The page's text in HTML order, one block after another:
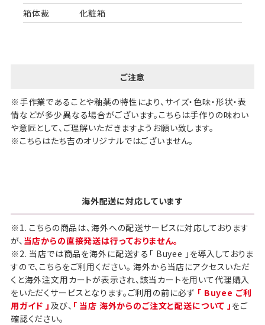
箱体裁
化粧箱
ご注意
※手作業であることや釉薬の特性により、サイズ・色味・形状・表
情などが多少異なる場合がございます。こちらは手作りの味わい
や意匠として、ご理解いただきますようお願い致します。
※こちらはたち吉のオリジナルではございません。
海外配送に対応しています
※1. こちらの商品は、海外への配送サービスに対応しております
が、 当店からの直接発送は行っておりません。
※2. 当店では商品を海外に配送する「 Buyee 」を導入しておりま
すので、こちらをご利用ください。 海外から当店にアクセスいただ
くと海外注文用カートが表示され、該当カートを用いて代理購入
をいただくサービスとなります。ご利用の前に必ず 「 Buyee ご利
用ガイド 」 及び、 「 当店 海外からのご注文と配送について 」 をご
確認ください。